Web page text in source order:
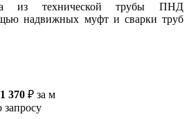
из технической трубы ПНД
надвижных муфт и сварки труб
1 370 ₽ за м